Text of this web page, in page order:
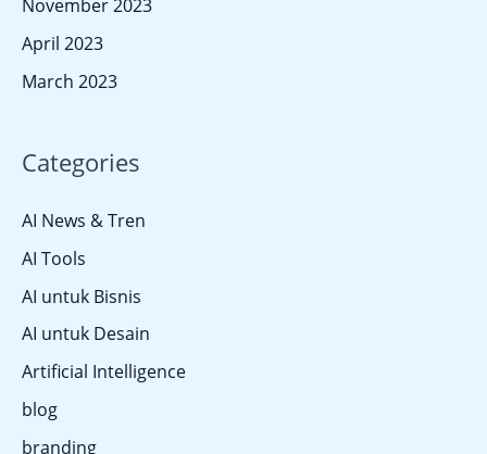
November 2023
April 2023
March 2023
Categories
AI News & Tren
AI Tools
AI untuk Bisnis
AI untuk Desain
Artificial Intelligence
blog
branding